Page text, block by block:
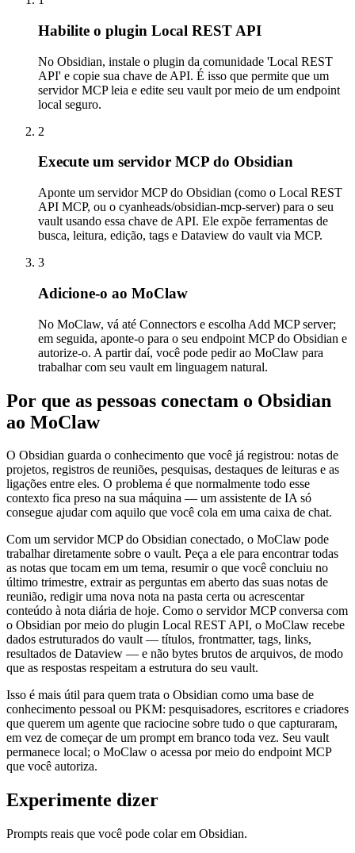
Habilite o plugin Local REST API
No Obsidian, instale o plugin da comunidade 'Local REST
API' e copie sua chave de API. É isso que permite que um
servidor MCP leia e edite seu vault por meio de um endpoint
local seguro.
2
Execute um servidor MCP do Obsidian
Aponte um servidor MCP do Obsidian (como o Local REST
API MCP, ou o cyanheads/obsidian-mcp-server) para o seu
vault usando essa chave de API. Ele expõe ferramentas de
busca, leitura, edição, tags e Dataview do vault via MCP.
3
Adicione-o ao MoClaw
No MoClaw, vá até Connectors e escolha Add MCP server;
em seguida, aponte-o para o seu endpoint MCP do Obsidian e
autorize-o. A partir daí, você pode pedir ao MoClaw para
trabalhar com seu vault em linguagem natural.
Por que as pessoas conectam o Obsidian
ao MoClaw
O Obsidian guarda o conhecimento que você já registrou: notas de
projetos, registros de reuniões, pesquisas, destaques de leituras e as
ligações entre eles. O problema é que normalmente todo esse
contexto fica preso na sua máquina — um assistente de IA só
consegue ajudar com aquilo que você cola em uma caixa de chat.
Com um servidor MCP do Obsidian conectado, o MoClaw pode
trabalhar diretamente sobre o vault. Peça a ele para encontrar todas
as notas que tocam em um tema, resumir o que você concluiu no
último trimestre, extrair as perguntas em aberto das suas notas de
reunião, redigir uma nova nota na pasta certa ou acrescentar
conteúdo à nota diária de hoje. Como o servidor MCP conversa com
o Obsidian por meio do plugin Local REST API, o MoClaw recebe
dados estruturados do vault — títulos, frontmatter, tags, links,
resultados de Dataview — e não bytes brutos de arquivos, de modo
que as respostas respeitam a estrutura do seu vault.
Isso é mais útil para quem trata o Obsidian como uma base de
conhecimento pessoal ou PKM: pesquisadores, escritores e criadores
que querem um agente que raciocine sobre tudo o que capturaram,
em vez de começar de um prompt em branco toda vez. Seu vault
permanece local; o MoClaw o acessa por meio do endpoint MCP
que você autoriza.
Experimente dizer
Prompts reais que você pode colar em Obsidian.